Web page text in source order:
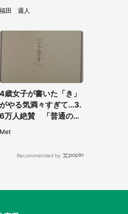
ラ〟受けられる喫茶店に
5.3万人驚がく
福田 週人
4歳女子が書いた「き」
がやる気満々すぎて...3.
6万人絶賛 「普通のよ
り強そう」「きき迫る」
Met
Recommended by